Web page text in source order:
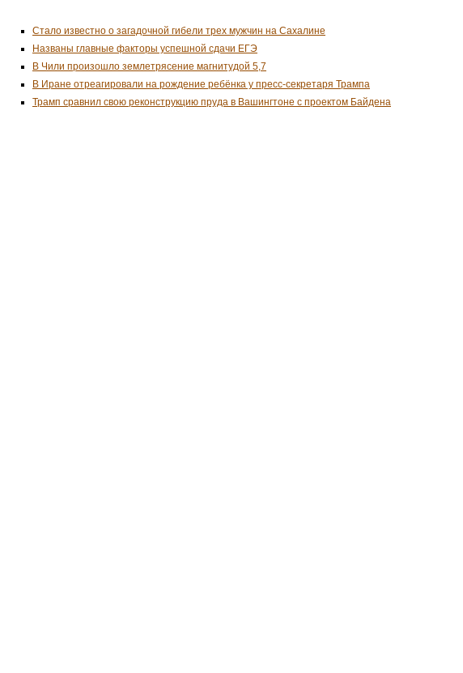
Стало известно о загадочной гибели трех мужчин на Сахалине
Названы главные факторы успешной сдачи ЕГЭ
В Чили произошло землетрясение магнитудой 5,7
В Иране отреагировали на рождение ребёнка у пресс-секретаря Трампа
Трамп сравнил свою реконструкцию пруда в Вашингтоне с проектом Байдена